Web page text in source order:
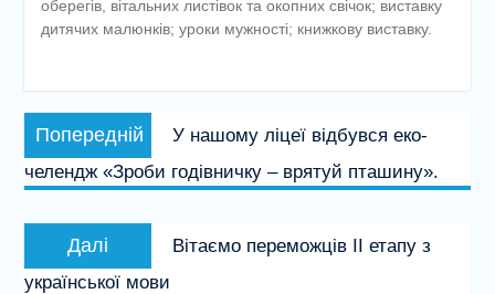
оберегів, вітальних листівок та окопних свічок; виставку
дитячих малюнків; уроки мужності; книжкову виставку.
Навігація
записів
Попередній
запис:
У нашому ліцеї відбувся еко-
челендж «Зроби годівничку – врятуй пташину».
Далі
запис:
Вітаємо переможців ІІ етапу з
української мови